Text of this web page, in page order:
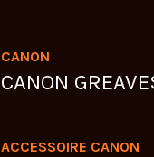
CANON
CANON
ACCESSOIRE CANON